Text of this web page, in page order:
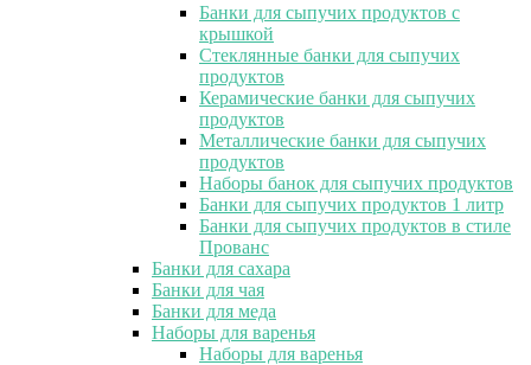
Банки для сыпучих продуктов с
крышкой
Стеклянные банки для сыпучих
продуктов
Керамические банки для сыпучих
продуктов
Металлические банки для сыпучих
продуктов
Наборы банок для сыпучих продуктов
Банки для сыпучих продуктов 1 литр
Банки для сыпучих продуктов в стиле
Прованс
Банки для сахара
Банки для чая
Банки для меда
Наборы для варенья
Наборы для варенья